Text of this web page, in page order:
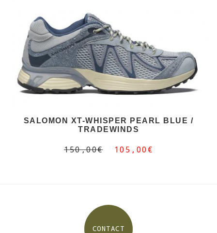
SALOMON XT-WHISPER PEARL BLUE /
TRADEWINDS
150,00€ 105,00€
CONTACT